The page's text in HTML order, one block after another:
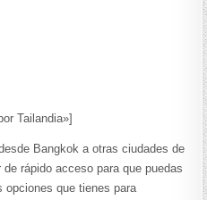
Tailandia»]
Bangkok a otras ciudades de
rápido acceso para que puedas
opciones que tienes para